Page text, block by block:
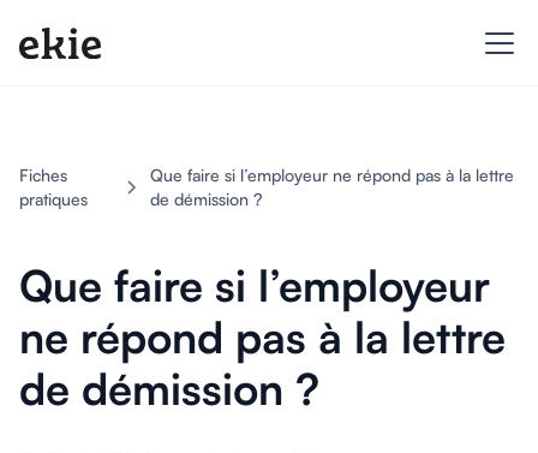
Fiches
pratiques
Que faire si l’employeur ne répond pas à la lettre
de démission ?
Que faire si l’employeur
ne répond pas à la lettre
de démission ?